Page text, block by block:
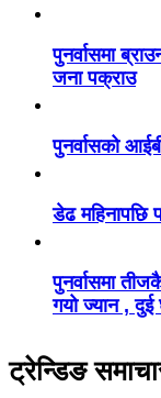
पुनर्वासमा
जना पक्राउ
पुनर्वासको
डेढ महिनापछि
पुनर्वासमा
गयो ज्यान , दुई
ट्रेन्डिङ